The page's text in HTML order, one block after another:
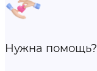
Нужна помощь?